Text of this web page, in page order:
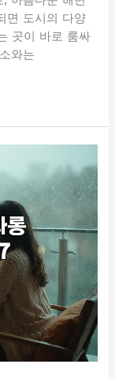
면 도시의 다양
곳이 바로 룸싸
와는